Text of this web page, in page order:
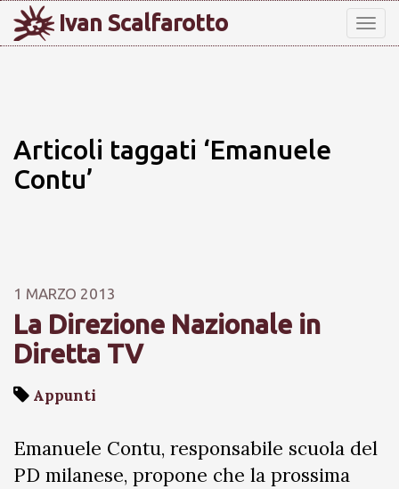
Ivan Scalfarotto
Articoli taggati ‘Emanuele
Contu’
1 MARZO 2013
La Direzione Nazionale in
Diretta TV
Appunti
Emanuele Contu, responsabile scuola del
PD milanese, propone che la prossima